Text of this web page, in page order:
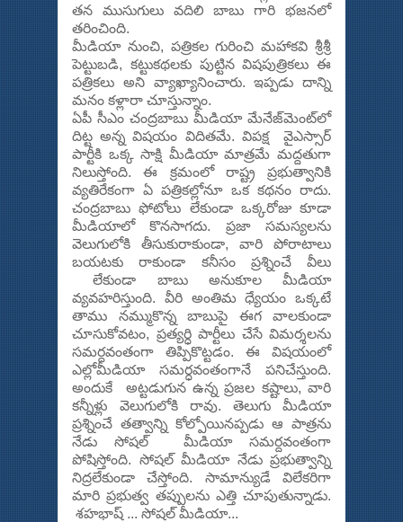
త‌న ముసుగులు వ‌దిలి బాబు గారి భ‌జ‌న‌లో
త‌రించింది.
మీడియా నుంచి, ప‌త్రిక‌ల గురించి మ‌హాక‌వి శ్రీ‌శ్రీ
పెట్టుబ‌డి, క‌ట్టుక‌థ‌ల‌కు పుట్టిన విష‌పుత్రిక‌లు ఈ
ప‌త్రిక‌లు అని వ్యాఖ్యానించారు. ఇప్పడు దాన్ని
మనం కళ్లారా చూస్తున్నాం.
ఏపీ సీఎం చంద్ర‌బాబు మీడియా మేనేజ్‌మెంట్‌లో
దిట్ట అన్న విష‌యం విదిత‌మే. విప‌క్ష వైఎస్సార్
పార్టీకి ఒక్క సాక్షి మీడియా మాత్ర‌మే మ‌ద్ద‌తుగా
నిలుస్తోంది. ఈ క్ర‌మంలో రాష్ట్ర ప్ర‌భుత్వానికి
వ్య‌తిరేకంగా ఏ ప‌త్రిక‌ల్లోనూ ఒక క‌థ‌నం రాదు.
చంద్ర‌బాబు ఫోటోలు లేకుండా ఒక్క‌రోజు కూడా
మీడియాలో కొన‌సాగ‌దు. ప్ర‌జా స‌మ‌స్య‌ల‌ను
వెలుగులోకి తీసుకురాకుండా, వారి పోరాటాలు
బ‌య‌ట‌కు రాకుండా క‌నీసం ప్ర‌శ్నించే వీలు
లేకుండా బాబు అనుకూల మీడియా
వ్య‌వ‌హ‌రిస్తుంది. వీరి అంతిమ ధ్యేయం ఒక్క‌టే
తాము న‌మ్ముకొన్న బాబుపై ఈగ వాల‌కుండా
చూసుకోవ‌టం, ప్ర‌త్య‌ర్ధి పార్టీలు చేసే విమ‌ర్శ‌ల‌ను
స‌మ‌ర్ద‌వంతంగా తిప్పికొట్ట‌డం. ఈ విష‌యంలో
ఎల్లోమీడియా స‌మ‌ర్ధ‌వంతంగానే ప‌నిచేస్తుంది.
అందుకే అట్ట‌డుగున ఉన్న ప్ర‌జ‌ల క‌ష్టాలు, వారి
క‌న్నీళ్లు వెలుగులోకి రావు. తెలుగు మీడియా
ప్ర‌శ్నించే త‌త్వాన్ని కోల్పోయిన‌ప్ప‌డు ఆ పాత్ర‌ను
నేడు సోషల్ మీడియా స‌మ‌ర్ద‌వంతంగా
పోషిస్తోంది. సోష‌ల్ మీడియా నేడు ప్ర‌భుత్వాన్ని
నిద్ర‌లేకుండా చేస్తోంది. సామాన్యుడే విలేక‌రిగా
మారి ప్ర‌భుత్వ త‌ప్పుల‌ను ఎత్తి చూపుతున్నాడు.
శహభాష్ ... సోషల్ మీడియా...